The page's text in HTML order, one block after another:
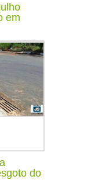
em
do